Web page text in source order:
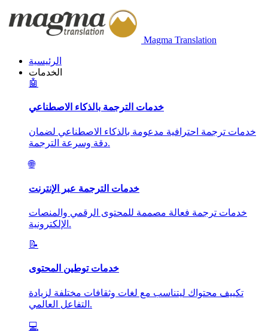
Magma Translation
الرئيسية
الخدمات
🤖
خدمات الترجمة بالذكاء الاصطناعي
خدمات ترجمة احترافية مدعومة بالذكاء الاصطناعي لضمان
دقة وسرعة الترجمة.
🌐
خدمات الترجمة عبر الإنترنت
خدمات ترجمة فعالة مصممة للمحتوى الرقمي والمنصات
الإلكترونية.
📝
خدمات توطين المحتوى
تكييف محتواك ليتناسب مع لغات وثقافات مختلفة لزيادة
التفاعل العالمي.
💻